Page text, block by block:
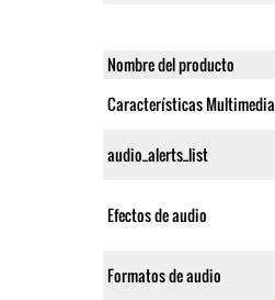
Nombre del producto
Características Multimedia
audio_alerts_list
Efectos de audio
Formatos de audio